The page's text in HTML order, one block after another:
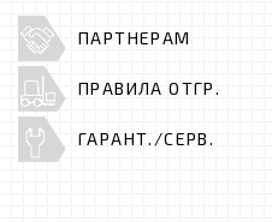
ПАРТНЕРАМ
ПРАВИЛА ОТГР.
ГАРАНТ./СЕРВ.